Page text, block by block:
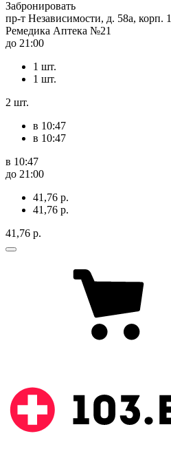
Забронировать
пр-т Независимости, д. 58а,
Ремедика Аптека №21
до 21:00
1 шт.
1 шт.
2 шт.
в 10:47
в 10:47
в 10:47
до 21:00
41,76 р.
41,76 р.
41,76 р.